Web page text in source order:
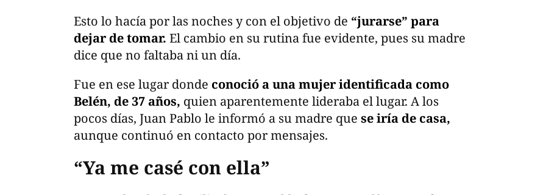
Esto lo hacía por las noches y con el objetivo de “jurarse” para
dejar de tomar. El cambio en su rutina fue evidente, pues su madre
dice que no faltaba ni un día.
Fue en ese lugar donde conoció a una mujer identificada como
Belén, de 37 años, quien aparentemente lideraba el lugar. A los
pocos días, Juan Pablo le informó a su madre que se iría de casa,
aunque continuó en contacto por mensajes.
“Ya me casé con ella”